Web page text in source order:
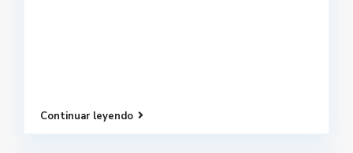
Continuar leyendo